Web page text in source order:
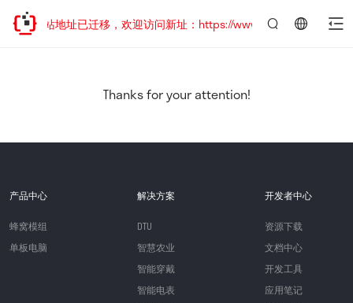
网站地址已迁移，欢迎访问新址：https://www.quectel.com.cn
Thanks for your attention!
产品中心
蜂窝模组
单板电脑
解决方案
DTU
智慧农业
智能穿戴
智能电表
开发者中心
资源下载
文档中心
开发工具
应用笔记